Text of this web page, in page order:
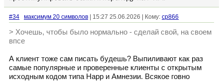
#34 максимум 20 символов | 15:27 25.06.2026 | Кому: cp866
> Хочешь, чтобы было нормально - сделай свой, на своем
впсе
А клиент тоже сам писать будешь? Выпиливают как раз
самые популярные и проверенные клиенты с открытым
исходным кодом типа Happ и Амнезии. Всякое говно